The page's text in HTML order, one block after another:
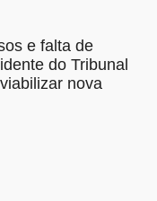
e falta de
do Tribunal
nova